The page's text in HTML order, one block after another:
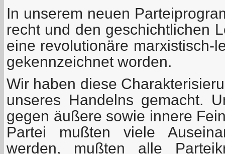
In unserem neuen
recht und den geschichtlichen
eine revolutionäre marxistisch-
gekennzeichnet worden.
Wir haben diese
unseres Handelns gemacht.
gegen äußere sowie innere
Partei mußten viele
werden, mußten alle